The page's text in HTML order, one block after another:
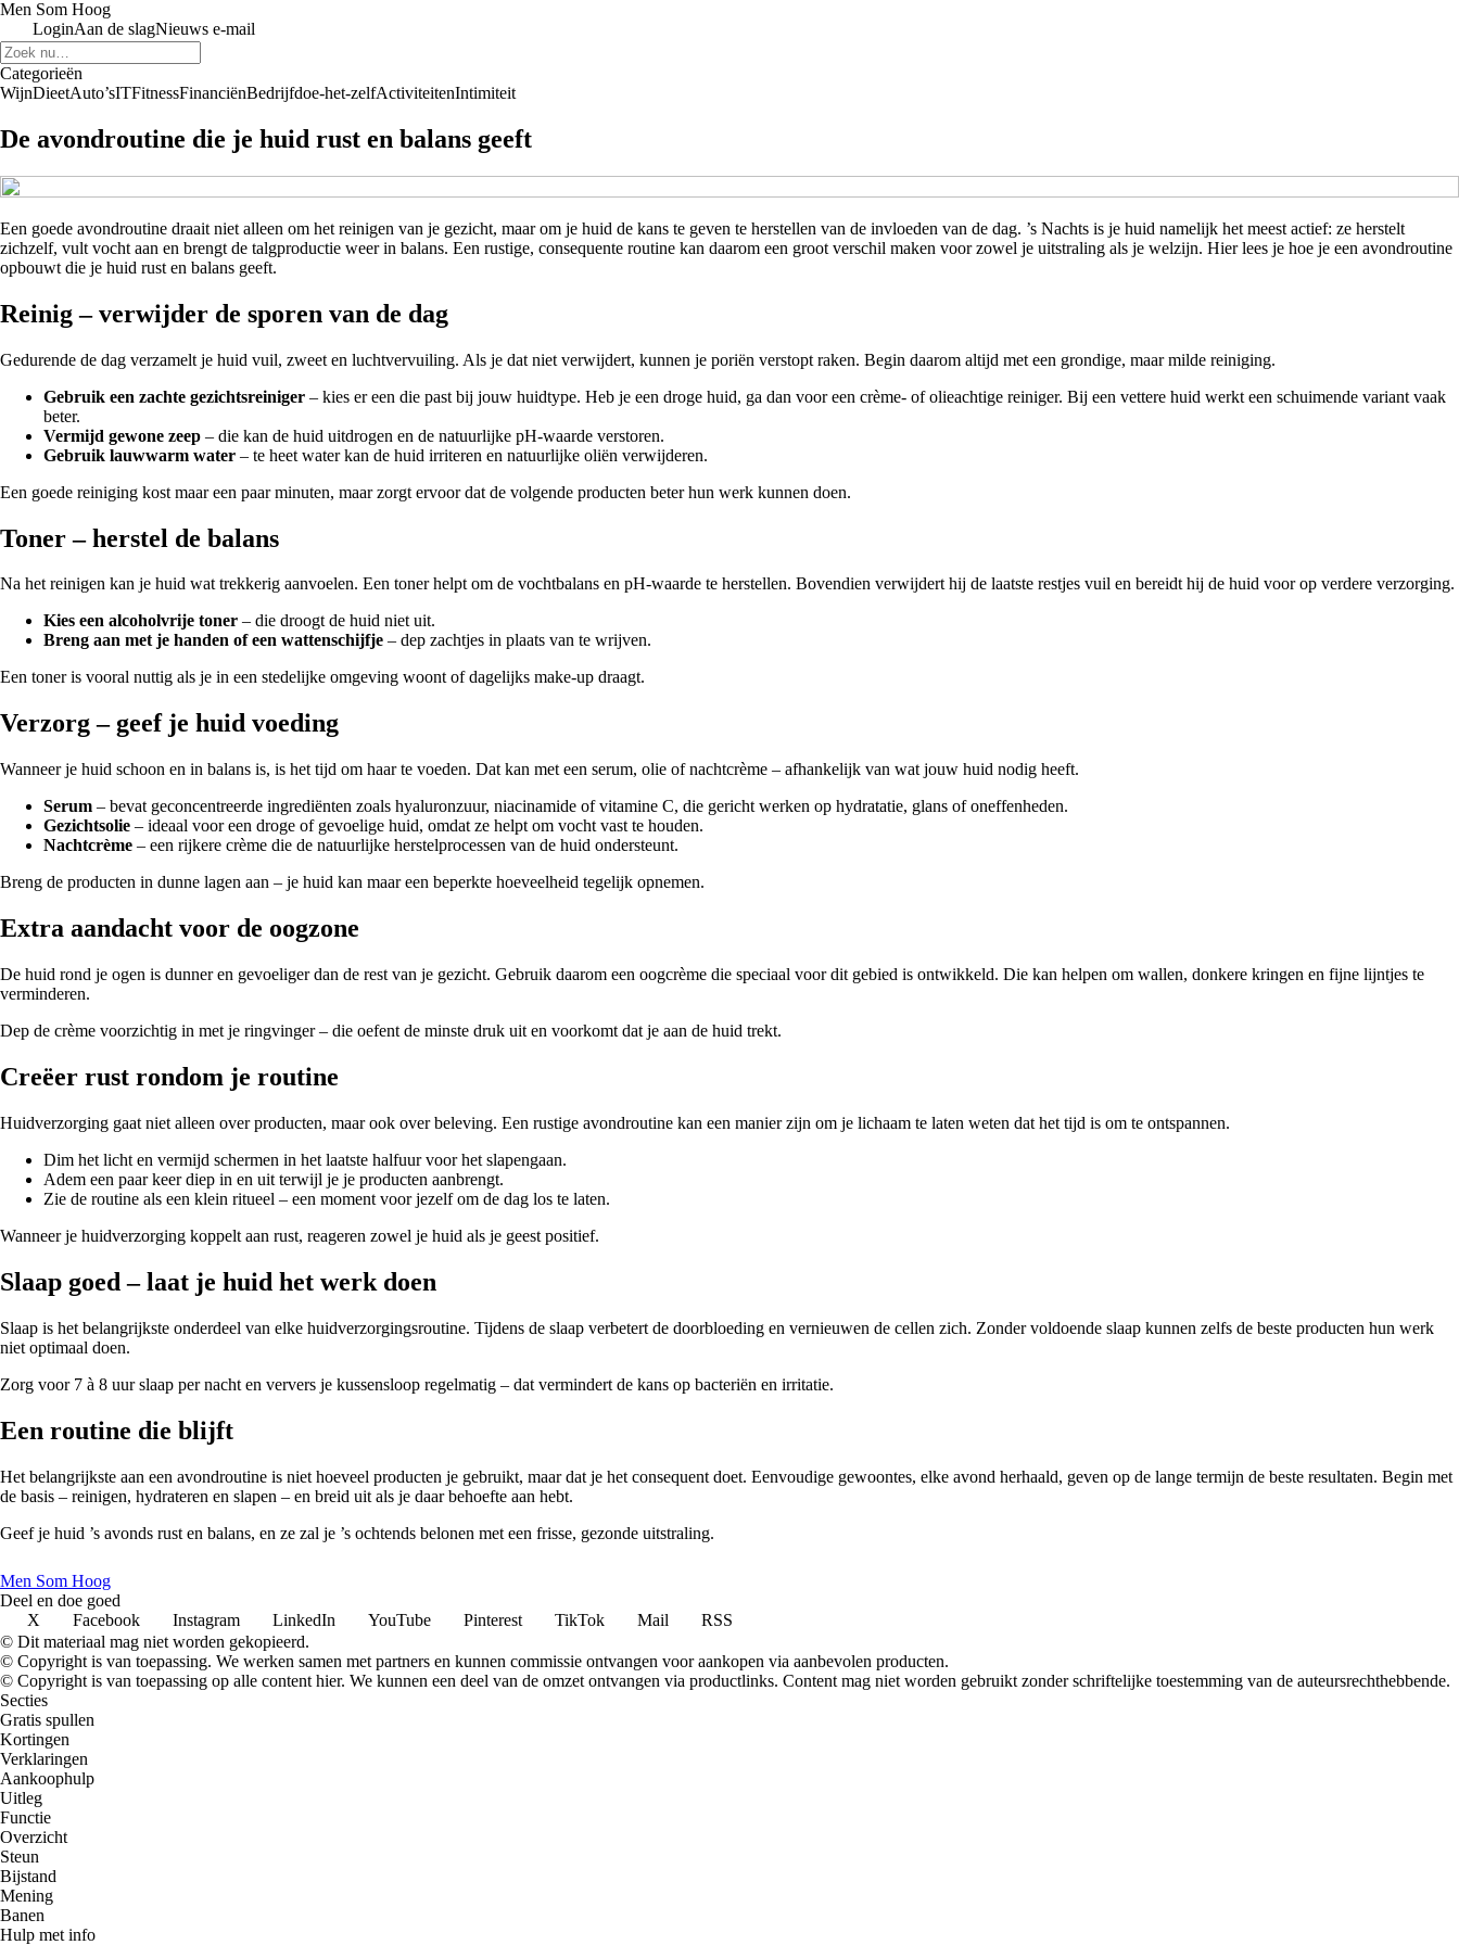
Men Som Hoog
LoginAan de slagNieuws e-mail
Categorieën
WijnDieetAuto’sITFitnessFinanciënBedrijfdoe-het-zelfActiviteitenIntimiteit
De avondroutine die je huid rust en balans geeft
Een goede avondroutine draait niet alleen om het reinigen van je gezicht, maar om je huid de kans te geven te herstellen van de invloeden van de dag. ’s Nachts is je huid namelijk het meest actief: ze herstelt
zichzelf, vult vocht aan en brengt de talgproductie weer in balans. Een rustige, consequente routine kan daarom een groot verschil maken voor zowel je uitstraling als je welzijn. Hier lees je hoe je een avondroutine
opbouwt die je huid rust en balans geeft.
Reinig – verwijder de sporen van de dag
Gedurende de dag verzamelt je huid vuil, zweet en luchtvervuiling. Als je dat niet verwijdert, kunnen je poriën verstopt raken. Begin daarom altijd met een grondige, maar milde reiniging.
Gebruik een zachte gezichtsreiniger – kies er een die past bij jouw huidtype. Heb je een droge huid, ga dan voor een crème- of olieachtige reiniger. Bij een vettere huid werkt een schuimende variant vaak
beter.
Vermijd gewone zeep – die kan de huid uitdrogen en de natuurlijke pH-waarde verstoren.
Gebruik lauwwarm water – te heet water kan de huid irriteren en natuurlijke oliën verwijderen.
Een goede reiniging kost maar een paar minuten, maar zorgt ervoor dat de volgende producten beter hun werk kunnen doen.
Toner – herstel de balans
Na het reinigen kan je huid wat trekkerig aanvoelen. Een toner helpt om de vochtbalans en pH-waarde te herstellen. Bovendien verwijdert hij de laatste restjes vuil en bereidt hij de huid voor op verdere verzorging.
Kies een alcoholvrije toner – die droogt de huid niet uit.
Breng aan met je handen of een wattenschijfje – dep zachtjes in plaats van te wrijven.
Een toner is vooral nuttig als je in een stedelijke omgeving woont of dagelijks make-up draagt.
Verzorg – geef je huid voeding
Wanneer je huid schoon en in balans is, is het tijd om haar te voeden. Dat kan met een serum, olie of nachtcrème – afhankelijk van wat jouw huid nodig heeft.
Serum – bevat geconcentreerde ingrediënten zoals hyaluronzuur, niacinamide of vitamine C, die gericht werken op hydratatie, glans of oneffenheden.
Gezichtsolie – ideaal voor een droge of gevoelige huid, omdat ze helpt om vocht vast te houden.
Nachtcrème – een rijkere crème die de natuurlijke herstelprocessen van de huid ondersteunt.
Breng de producten in dunne lagen aan – je huid kan maar een beperkte hoeveelheid tegelijk opnemen.
Extra aandacht voor de oogzone
De huid rond je ogen is dunner en gevoeliger dan de rest van je gezicht. Gebruik daarom een oogcrème die speciaal voor dit gebied is ontwikkeld. Die kan helpen om wallen, donkere kringen en fijne lijntjes te
verminderen.
Dep de crème voorzichtig in met je ringvinger – die oefent de minste druk uit en voorkomt dat je aan de huid trekt.
Creëer rust rondom je routine
Huidverzorging gaat niet alleen over producten, maar ook over beleving. Een rustige avondroutine kan een manier zijn om je lichaam te laten weten dat het tijd is om te ontspannen.
Dim het licht en vermijd schermen in het laatste halfuur voor het slapengaan.
Adem een paar keer diep in en uit terwijl je je producten aanbrengt.
Zie de routine als een klein ritueel – een moment voor jezelf om de dag los te laten.
Wanneer je huidverzorging koppelt aan rust, reageren zowel je huid als je geest positief.
Slaap goed – laat je huid het werk doen
Slaap is het belangrijkste onderdeel van elke huidverzorgingsroutine. Tijdens de slaap verbetert de doorbloeding en vernieuwen de cellen zich. Zonder voldoende slaap kunnen zelfs de beste producten hun werk
niet optimaal doen.
Zorg voor 7 à 8 uur slaap per nacht en ververs je kussensloop regelmatig – dat vermindert de kans op bacteriën en irritatie.
Een routine die blijft
Het belangrijkste aan een avondroutine is niet hoeveel producten je gebruikt, maar dat je het consequent doet. Eenvoudige gewoontes, elke avond herhaald, geven op de lange termijn de beste resultaten. Begin met
de basis – reinigen, hydrateren en slapen – en breid uit als je daar behoefte aan hebt.
Geef je huid ’s avonds rust en balans, en ze zal je ’s ochtends belonen met een frisse, gezonde uitstraling.
Men Som Hoog
Deel en doe goed
X
Facebook Instagram LinkedIn YouTube Pinterest TikTok Mail
RSS
© Dit materiaal mag niet worden gekopieerd.
© Copyright is van toepassing. We werken samen met partners en kunnen commissie ontvangen voor aankopen via aanbevolen producten.
© Copyright is van toepassing op alle content hier. We kunnen een deel van de omzet ontvangen via productlinks. Content mag niet worden gebruikt zonder schriftelijke toestemming van de auteursrechthebbende.
Secties
Gratis spullen
Kortingen
Verklaringen
Aankoophulp
Uitleg
Functie
Overzicht
Steun
Bijstand
Mening
Banen
Hulp met info